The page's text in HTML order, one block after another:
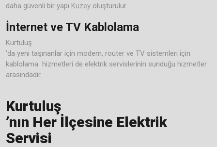
daha güvenli bir yapı Kuzey oluşturulur.
İnternet ve TV Kablolama
Kurtuluş
‘da yeni taşınanlar için modem, router ve TV sistemleri için
kablolama hizmetleri de elektrik servislerinin sunduğu hizmetler
arasındadır.
Kurtuluş
’nın Her İlçesine Elektrik
Servisi